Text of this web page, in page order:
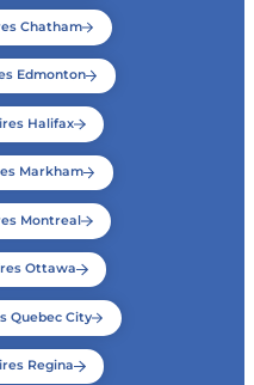
Chatham
Edmonton
Halifax
Markham
Montreal
Ottawa
Quebec City
Regina